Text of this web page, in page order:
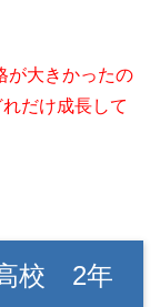
が大きかったの
だけ成長して
校 2年